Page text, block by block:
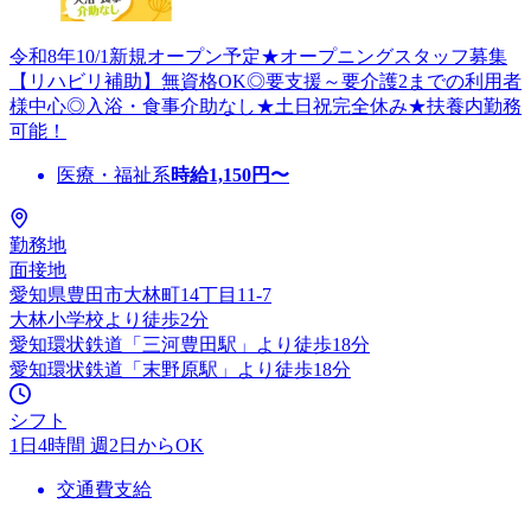
令和8年10/1新規オープン予定★オープニングスタッフ募集
【リハビリ補助】無資格OK◎要支援～要介護2までの利用者
様中心◎入浴・食事介助なし★土日祝完全休み★扶養内勤務
可能！
医療・福祉系時給1,150円〜
勤務地
面接地
愛知県豊田市大林町14丁目11-7
大林小学校より徒歩2分
愛知環状鉄道「三河豊田駅」より徒歩18分
愛知環状鉄道「末野原駅」より徒歩18分
シフト
1日4時間 週2日からOK
交通費支給